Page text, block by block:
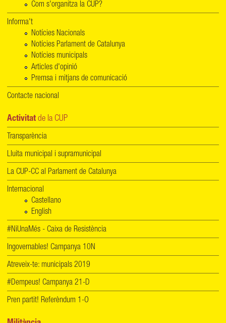
Com s'organitza la CUP?
Informa't
Notícies Nacionals
Notícies Parlament de Catalunya
Notícies municipals
Articles d'opinió
Premsa i mitjans de comunicació
Contacte nacional
Activitat de la CUP
Transparència
Lluita municipal i supramunicipal
La CUP-CC al Parlament de Catalunya
Internacional
Castellano
English
#NiUnaMés - Caixa de Resistència
Ingovernables! Campanya 10N
Atreveix-te: municipals 2019
#Dempeus! Campanya 21-D
Pren partit! Referèndum 1-O